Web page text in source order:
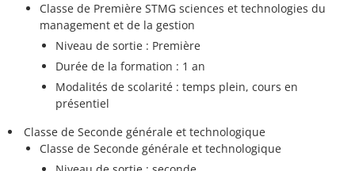
Classe de Première STMG sciences et technologies du
management et de la gestion
Niveau de sortie : Première
Durée de la formation : 1 an
Modalités de scolarité : temps plein, cours en
présentiel
Classe de Seconde générale et technologique
Classe de Seconde générale et technologique